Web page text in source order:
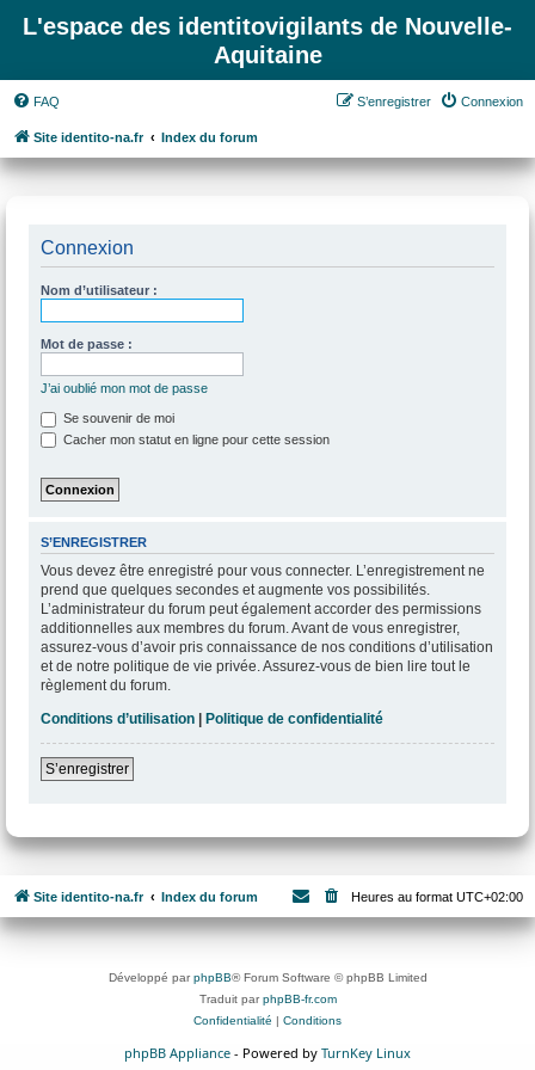
L'espace des identitovigilants de Nouvelle-
Aquitaine
FAQ Connexion
S’enregistrer
Site identito-na.fr Index du forum
Connexion
Nom d’utilisateur :
Mot de passe :
J’ai oublié mon mot de passe
Se souvenir de moi
Cacher mon statut en ligne pour cette session
S’ENREGISTRER
Vous devez être enregistré pour vous connecter. L’enregistrement ne
prend que quelques secondes et augmente vos possibilités.
L’administrateur du forum peut également accorder des permissions
additionnelles aux membres du forum. Avant de vous enregistrer,
assurez-vous d’avoir pris connaissance de nos conditions d’utilisation
et de notre politique de vie privée. Assurez-vous de bien lire tout le
règlement du forum.
Conditions d’utilisation | Politique de confidentialité
S’enregistrer
Site identito-na.fr Index du forum Heures au format UTC+02:00
Développé parphpBB® Forum Software © phpBB Limited
Traduit parphpBB-fr.com
Confidentialité | Conditions
phpBB Appliance - Powered by TurnKey Linux